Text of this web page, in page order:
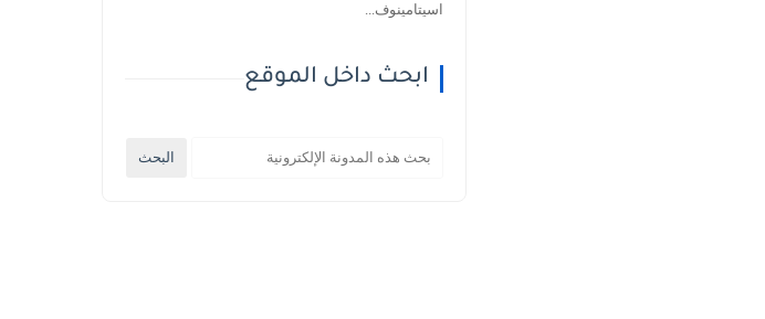
اسيتامينوف...
ابحث داخل الموقع